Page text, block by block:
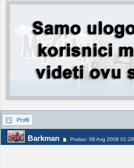
Profil
Barkman Poslao: 08 Avg 2008 01:28